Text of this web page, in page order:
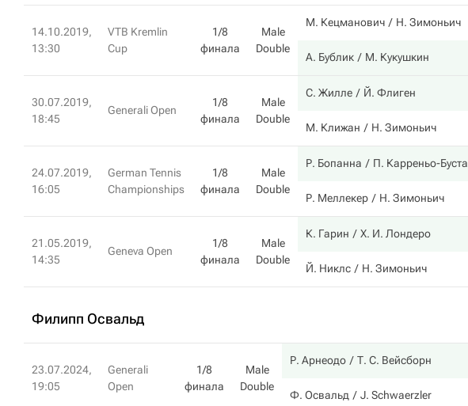
14.10.2019,
13:30
VTB Kremlin
Cup
1/8
финала
Male
Double
М. Кецманович Н. Зимоньич
А. Бублик М. Кукушкин
30.07.2019,
18:45
Generali Open
1/8
финала
Male
Double
С. Жилле Й. Флиген
М. Клижан Н. Зимоньич
24.07.2019,
16:05
German Tennis
Championships
1/8
финала
Male
Double
Р. Бопанна П. Карреньо-Буста
Р. Меллекер Н. Зимоньич
21.05.2019,
14:35
Geneva Open
1/8
финала
Male
Double
К. Гарин Х. И. Лондеро
Й. Никлс Н. Зимоньич
Филипп Освальд
23.07.2024,
19:05
Generali
Open
1/8
финала
Male
Double
Р. Арнеодо Т. С. Вейсборн
Ф. Освальд J. Schwaerzler